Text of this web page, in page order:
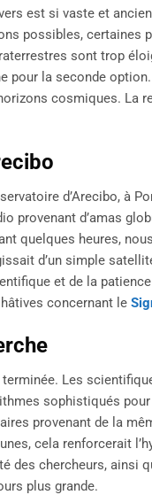
est si vaste et
possibles, certaines
sont trop
pour la seconde
cosmiques. La
d’Arecibo, à
provenant d’amas
quelques heures,
d’un simple
et de la
concernant le
terminée. Les
sophistiqués
provenant de la
cela renforcerait
des chercheurs, ainsi
plus grande.